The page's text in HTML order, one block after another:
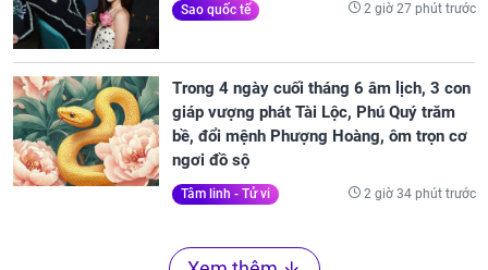
Sao quốc tế 2 giờ 27 phút trước
Trong 4 ngày cuối tháng 6 âm lịch, 3 con
giáp vượng phát Tài Lộc, Phú Quý trăm
bề, đổi mệnh Phượng Hoàng, ôm trọn cơ
ngơi đồ sộ
Tâm linh - Tử vi 2 giờ 34 phút trước